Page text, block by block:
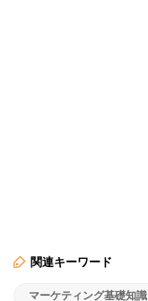
関連キーワード
マーケティング基礎知識